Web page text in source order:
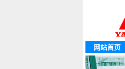
网站首页